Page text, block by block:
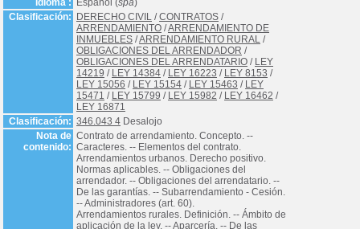
Idioma :
Español (spa)
Clasificación:
DERECHO CIVIL /CONTRATOS /
ARRENDAMIENTO /ARRENDAMIENTO DE
INMUEBLES /ARRENDAMIENTO RURAL /
OBLIGACIONES DEL ARRENDADOR /
OBLIGACIONES DEL ARRENDATARIO / LEY
14219 / LEY 14384 / LEY 16223 / LEY 8153 /
LEY 15056 / LEY 15154 / LEY 15463 / LEY
15471 / LEY 15799 / LEY 15982 / LEY 16462 /
LEY 16871
Clasificación: 346.043 4 Desalojo
Nota de
contenido:
Contrato de arrendamiento. Concepto. --
Caracteres. -- Elementos del contrato.
Arrendamientos urbanos. Derecho positivo.
Normas aplicables. -- Obligaciones del
arrendador. -- Obligaciones del arrendatario. --
De las garantías. -- Subarrendamiento - Cesión.
-- Administradores (art. 60).
Arrendamientos rurales. Definición. -- Ámbito de
aplicación de la ley. -- Aparcería. -- De las